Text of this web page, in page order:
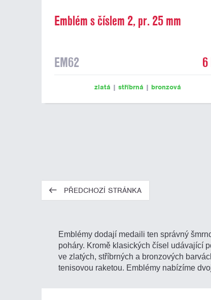
Emblém s číslem 2, pr. 25 mm
EM62
zlatá |stříbrná | bronzová
PŘEDCHOZÍ STRÁNKA
Emblémy dodají medaili ten správný
poháry. Kromě klasických čísel udávající
ve zlatých, stříbrných a bronzových
tenisovou raketou. Emblémy nabízíme